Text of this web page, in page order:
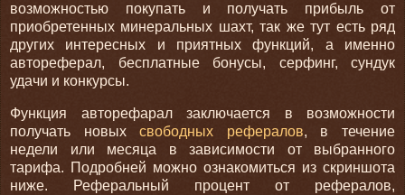
возможностью покупать и получать прибыль от
приобретенных минеральных шахт, так же тут есть ряд
других интересных и приятных функций, а именно
автореферал, бесплатные бонусы, серфинг, сундук
удачи и конкурсы.
Функция авторефарал заключается в возможности
получать новыхсвободных рефералов, в течение
недели или месяца в зависимости от выбранного
тарифа. Подробней можно ознакомиться из скриншота
ниже. Реферальный процент от рефералов,